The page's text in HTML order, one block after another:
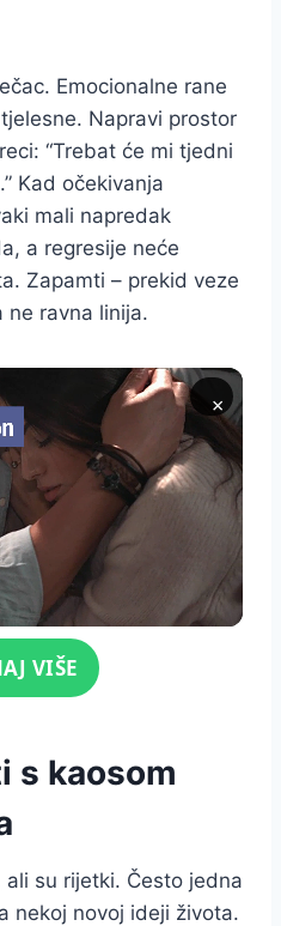
Emocionalne rane
Napravi prostor
“Trebat će mi tjedni
Kad očekivanja
mali napredak
a regresije neće
Zapamti – prekid veze
ne ravna linija.
×
VIŠE
s kaosom
ali su rijetki. Često jedna
nekoj novoj ideji života.